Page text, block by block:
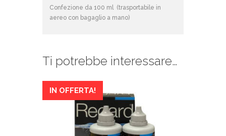
Confezione da 100 ml (trasportabile in
aereo con bagaglio a mano)
Ti potrebbe interessare…
IN OFFERTA!